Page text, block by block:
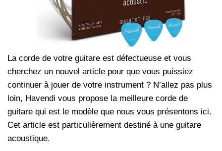
La corde de votre guitare est défectueuse et vous
cherchez un nouvel article pour que vous puissiez
continuer à jouer de votre instrument ? N’allez pas plus
loin, Havendi vous propose la meilleure corde de
guitare qui est le modèle que nous vous présentons ici.
Cet article est particulièrement destiné à une guitare
acoustique.